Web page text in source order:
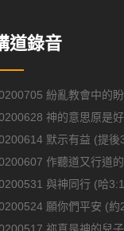
道錄音
紛亂教會中的
神的意思原是
默示有益 (提後
作聽道又行道
與神同行 (哈
願你們平安 (約